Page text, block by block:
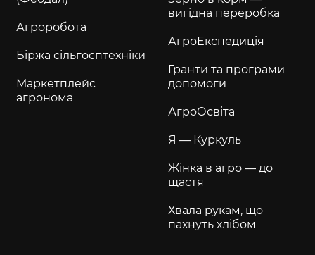
Агроробота
Біржа сільгосптехніки
Маркетплейс
агронома
вигідна переробка
АгроЕкспедиція
Гранти та програми
допомоги
АгроОсвіта
Я — Куркуль
Жінка в агро — до
щастя
Хвала рукам, що
пахнуть хлібом